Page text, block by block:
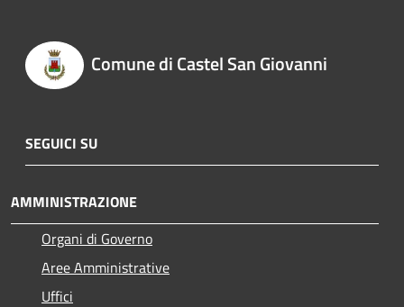
Comune di Castel San Giovanni
SEGUICI SU
AMMINISTRAZIONE
Organi di Governo
Aree Amministrative
Uffici